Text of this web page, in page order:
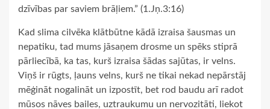
dzīvības par saviem brāļiem.” (1.Jņ.3:16)
Kad slima cilvēka klātbūtne kādā izraisa šausmas un
nepatiku, tad mums jāsaņem drosme un spēks stiprā
pārliecībā, ka tas, kurš izraisa šādas sajūtas, ir velns.
Viņš ir rūgts, ļauns velns, kurš ne tikai nekad nepārstāj
mēģināt nogalināt un izpostīt, bet rod baudu arī radot
mūsos nāves bailes, uztraukumu un nervozitāti, liekot